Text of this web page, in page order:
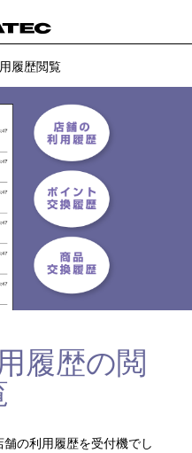
履歴閲覧
履歴の閲
の利用履歴を受付機でし